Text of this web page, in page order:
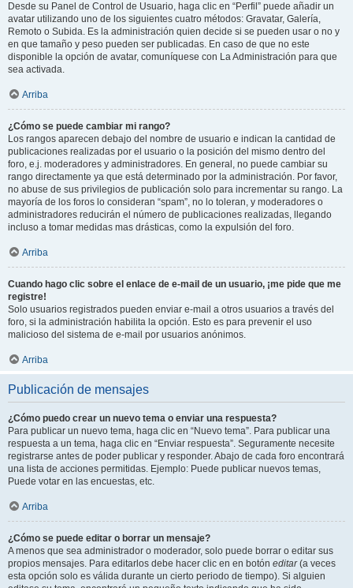
Desde su Panel de Control de Usuario, haga clic en “Perfil” puede añadir un
avatar utilizando uno de los siguientes cuatro métodos: Gravatar, Galería,
Remoto o Subida. Es la administración quien decide si se pueden usar o no y
en que tamaño y peso pueden ser publicadas. En caso de que no este
disponible la opción de avatar, comuníquese con La Administración para que
sea activada.
Arriba
¿Cómo se puede cambiar mi rango?
Los rangos aparecen debajo del nombre de usuario e indican la cantidad de
publicaciones realizadas por el usuario o la posición del mismo dentro del
foro, e.j. moderadores y administradores. En general, no puede cambiar su
rango directamente ya que está determinado por la administración. Por favor,
no abuse de sus privilegios de publicación solo para incrementar su rango. La
mayoría de los foros lo consideran “spam”, no lo toleran, y moderadores o
administradores reducirán el número de publicaciones realizadas, llegando
incluso a tomar medidas mas drásticas, como la expulsión del foro.
Arriba
Cuando hago clic sobre el enlace de e-mail de un usuario, ¡me pide que me
registre!
Solo usuarios registrados pueden enviar e-mail a otros usuarios a través del
foro, si la administración habilita la opción. Esto es para prevenir el uso
malicioso del sistema de e-mail por usuarios anónimos.
Arriba
Publicación de mensajes
¿Cómo puedo crear un nuevo tema o enviar una respuesta?
Para publicar un nuevo tema, haga clic en “Nuevo tema”. Para publicar una
respuesta a un tema, haga clic en “Enviar respuesta”. Seguramente necesite
registrarse antes de poder publicar y responder. Abajo de cada foro encontrará
una lista de acciones permitidas. Ejemplo: Puede publicar nuevos temas,
Puede votar en las encuestas, etc.
Arriba
¿Cómo se puede editar o borrar un mensaje?
A menos que sea administrador o moderador, solo puede borrar o editar sus
propios mensajes. Para editarlos debe hacer clic en en botón editar(a veces
esta opción solo es válida durante un cierto periodo de tiempo). Si alguien